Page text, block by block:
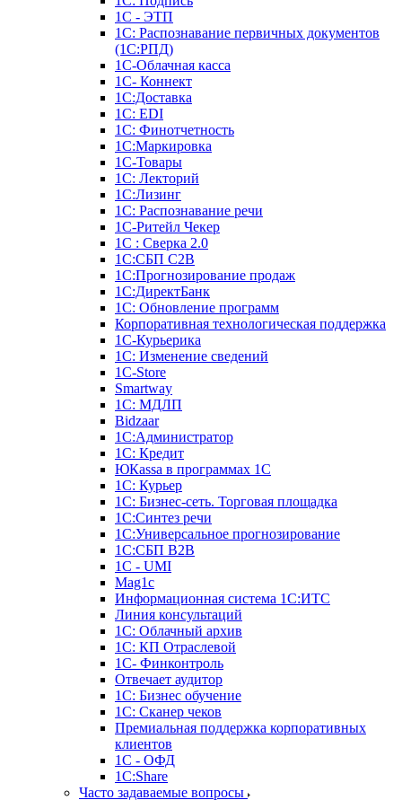
1С - ЭТП
1С: Распознавание первичных документов
(1С:РПД)
1С-Облачная касса
1С- Коннект
1С:Доставка
1С: EDI
1С: Финотчетность
1С:Маркировка
1С-Товары
1С: Лекторий
1С:Лизинг
1С: Распознавание речи
1C-Ритейл Чекер
1С : Сверка 2.0
1С:СБП C2B
1С:Прогнозирование продаж
1С:ДиректБанк
1С: Обновление программ
Корпоративная технологическая поддержка
1С-Курьерика
1С: Изменение сведений
1C-Store
Smartway
1С: МДЛП
Bidzaar
1С:Администратор
1С: Кредит
ЮКаssа в программах 1С
1С: Курьер
1С: Бизнес-сеть. Торговая площадка
1С:Синтез речи
1С:Универсальное прогнозирование
1С:СБП B2B
1C - UMI
Mag1c
Информационная система 1С:ИТС
Линия консультаций
1С: Облачный архив
1С: КП Отраслевой
1С- Финконтроль
Отвечает аудитор
1С: Бизнес обучение
1С: Сканер чеков
Премиальная поддержка корпоративных
клиентов
1С - ОФД
1С:Share
Часто задаваемые вопросы